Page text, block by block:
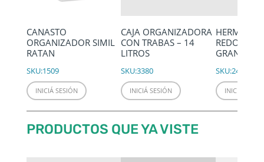
CANASTO
ORGANIZADOR SIMIL
RATAN
SKU:1509
INICIÁ SESIÓN
CAJA ORGANIZADORA
CON TRABAS – 14
LITROS
SKU:3380
INICIÁ SESIÓN
HERMÉTICO
REDONDO
GRANDE
SKU:2432
INICIÁ
PRODUCTOS QUE YA VISTE